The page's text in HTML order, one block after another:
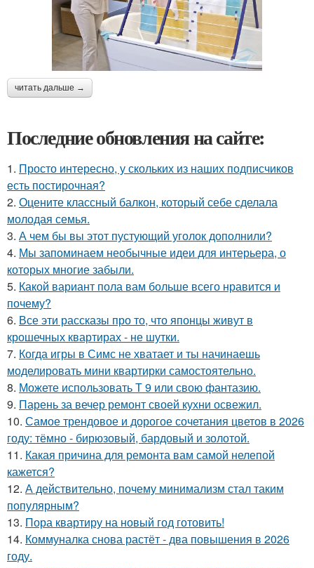
читать дальше →
Последние обновления на сайте:
1. Просто интересно, у скольких из наших подписчиков
есть постирочная?
2. Оцените классный балкон, который себе сделала
молодая семья.
3. А чем бы вы этот пустующий уголок дополнили?
4. Мы запоминаем необычные идеи для интерьера, о
которых многие забыли.
5. Какой вариант пола вам больше всего нравится и
почему?
6. Все эти рассказы про то, что японцы живут в
крошечных квартирах - не шутки.
7. Когда игры в Симс не хватает и ты начинаешь
моделировать мини квартирки самостоятельно.
8. Можете использовать Т 9 или свою фантазию.
9. Парень за вечер ремонт своей кухни освежил.
10. Самое трендовое и дорогое сочетания цветов в 2026
году: тёмно - бирюзовый, бардовый и золотой.
11. Какая причина для ремонта вам самой нелепой
кажется?
12. А действительно, почему минимализм стал таким
популярным?
13. Пора квартиру на новый год готовить!
14. Коммуналка снова растёт - два повышения в 2026
году.